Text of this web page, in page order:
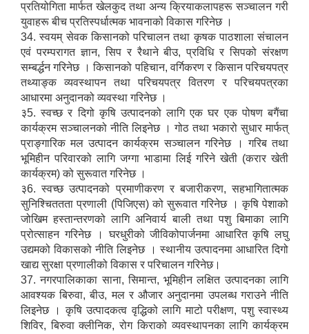
प्रतियोगिता मार्फत खेलकुद तथा अन्य क्रियाकलापहरू सञ्चालन गरी
युवाहरू बीच प्रतिस्पर्धात्मक भावनाको विकास गरिनेछ ।
34. स्वयम् सेवक किसानको परिचालन तथा कृषक पाठशाला संचालन
एवं परम्परागत ज्ञान, सिप र रैथाने बीउ, प्रविधि र सिपको संरक्षण
सम्बर्द्धन गरिनेछ । किसानको पहिचान, वर्गिकरण र किसान परिचयपत्र
तथ्याङ्क व्यवस्थापन तथा परिचयपत्र वितरण र परिचयपत्रका
आधारमा अनुदानको व्यवस्था गरिनेछ ।
३5. स्वच्छ र दिगो कृषि उत्पादनको लागि एक घर एक पोषण बगैंचा
कार्यक्रम सञ्चालनको नीति लिइनेछ । गोठ तथा भकारो सुधार मार्फत्
प्राङ्गारिक मल उत्पादन कार्यक्रम सञ्चालन गरिनेछ । गरिब तथा
भूमिहीन परिवारको लागि जग्गा भाडामा लिई गरिने खेती (करार खेती
कार्यक्रम) को सुरूवात गरिनेछ ।
३6. स्वच्छ उत्पादनको प्रमाणीकरण र बजारीकरण, सहभागितात्मक
सुनिश्चिततता प्रणाली (पिजिएस) को सुरूवात गरिनेछ । कृषि पेशाको
जोखिम हस्तान्तरणको लागि अनिवार्य बाली तथा पशु बिमाका लागि
प्रोत्साहन गरिनेछ । घरधुरीको जीविकोपार्जनमा आधारित कृषि लघु
उद्यमको विकासको नीति लिइनेछ । स्थानीय उत्पादनमा आधारित दिगो
खाद्य सुरक्षा प्रणालीको विकास र परिचालन गरिनेछ।
37. नगरपालिकाका साना, सिमान्त, भूमिहीन लक्षित उत्पादनका लागि
आवश्यक बिरुवा, बीउ, मल र औजार अनुदानमा उपलब्ध गराउने नीति
लिइनेछ । कृषि उत्पादकत्व वृद्धिको लागि माटो परीक्षण, पशु स्वास्थ्य
शिविर, बिरुवा क्लीनिक, रोग किराको व्यवस्थापनका लागि कार्यक्रम